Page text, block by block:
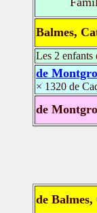
Balmes,
Les 2 enfants
de
× 1320 de
de
de